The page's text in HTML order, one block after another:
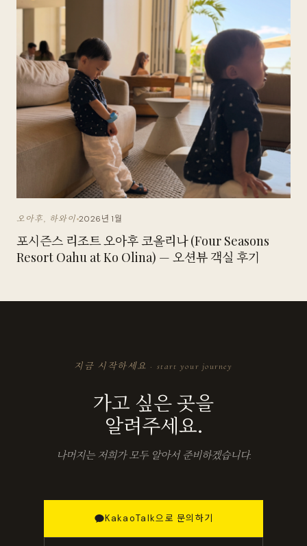
오아후, 하와이 2026년 1월
포시즌스 리조트 오아후 코올리나 (Four Seasons
Resort Oahu at Ko Olina) — 오션뷰 객실 후기
지금 시작하세요 · start your journey
가고 싶은 곳을
알려주세요.
나머지는 저희가 모두 알아서 준비하겠습니다.
KakaoTalk으로 문의하기